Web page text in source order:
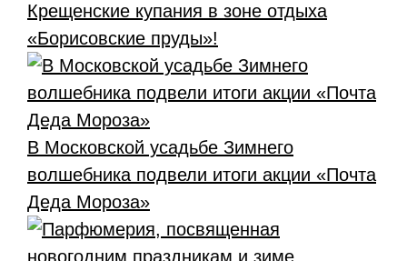
Крещенские купания в зоне отдыха
«Борисовские пруды»!
В Московской усадьбе Зимнего
волшебника подвели итоги акции «Почта
Деда Мороза»